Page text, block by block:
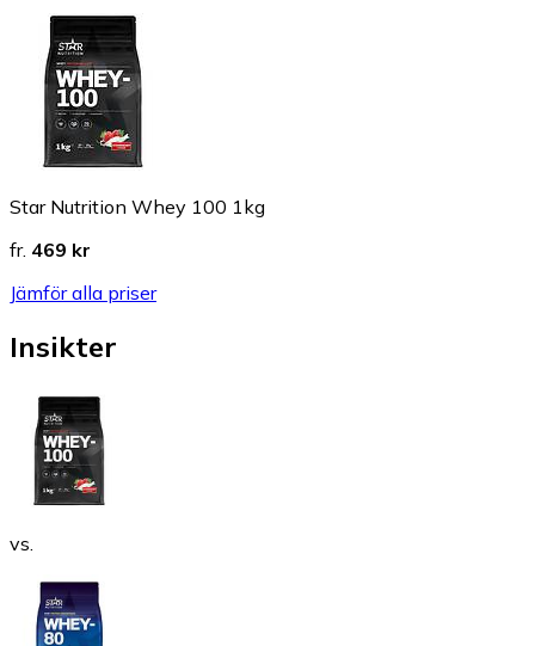
Star Nutrition Whey 100 1kg
fr. 469 kr
Jämför alla priser
Insikter
vs.